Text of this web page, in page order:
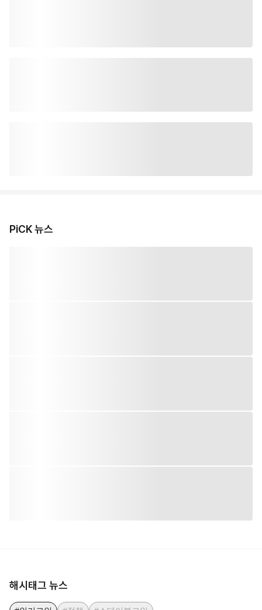
PiCK 뉴스
해시태그 뉴스